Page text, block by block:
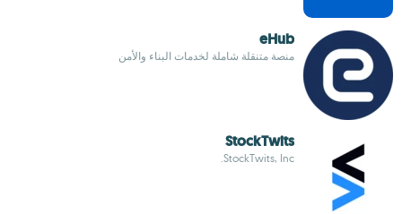
eHub
منصة متنقلة شاملة لخدمات البناء والأمن
StockTwits
StockTwits, Inc.